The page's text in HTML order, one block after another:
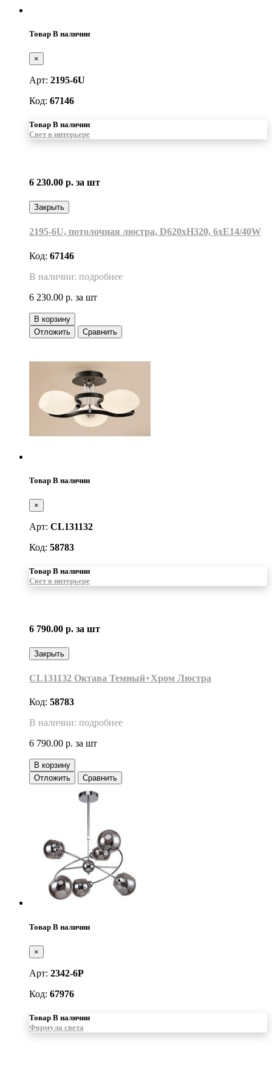
Товар В наличии
×
Арт: 2195-6U
Код: 67146
Товар В наличии
Свет в интерьере
6 230.00 р. за шт
Закрыть
2195-6U, потолочная люстра, D620xH320, 6xE14/40W
Код: 67146
В наличии: подробнее
6 230.00 р. за шт
В корзину
Отложить
Сравнить
Товар В наличии
×
Арт: CL131132
Код: 58783
Товар В наличии
Свет в интерьере
6 790.00 р. за шт
Закрыть
CL131132 Октава Темный+Хром Люстра
Код: 58783
В наличии: подробнее
6 790.00 р. за шт
В корзину
Отложить
Сравнить
Товар В наличии
×
Арт: 2342-6P
Код: 67976
Товар В наличии
Формула света